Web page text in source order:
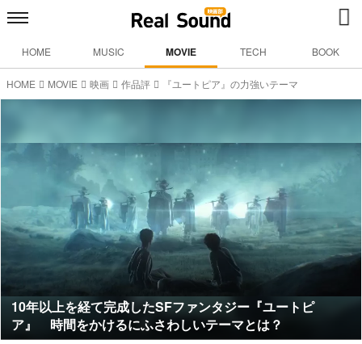
HOME MUSIC MOVIE TECH BOOK
HOME MOVIE 映画 作品評 『ユートピア』の力強いテーマ
10年以上を経て完成したSFファンタジー『ユートピ
ア』 時間をかけるにふさわしいテーマとは？